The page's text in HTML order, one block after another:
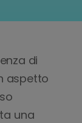
di
aspetto
una